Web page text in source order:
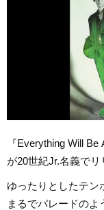
『Everything Will
が20世紀Jr.名義でリ
ゆったりとしたテン
まるでパレードのよ